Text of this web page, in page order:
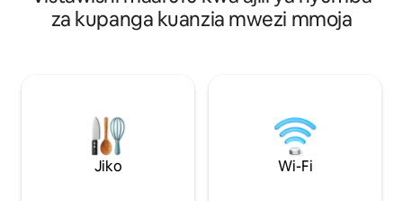
za kupanga kuanzia mwezi mmoja
Jiko Wi-Fi